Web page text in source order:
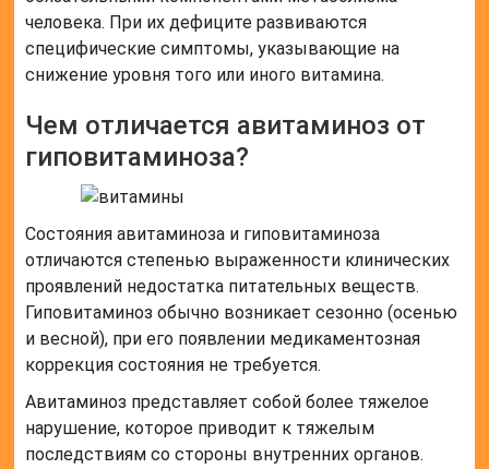
человека. При их дефиците развиваются
специфические симптомы, указывающие на
снижение уровня того или иного витамина.
Чем отличается авитаминоз от
гиповитаминоза?
Состояния авитаминоза и гиповитаминоза
отличаются степенью выраженности клинических
проявлений недостатка питательных веществ.
Гиповитаминоз обычно возникает сезонно (осенью
и весной), при его появлении медикаментозная
коррекция состояния не требуется.
Авитаминоз представляет собой более тяжелое
нарушение, которое приводит к тяжелым
последствиям со стороны внутренних органов.